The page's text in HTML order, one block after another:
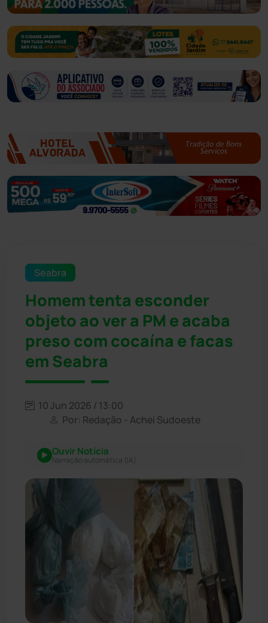
Seabra
Homem tenta esconder
objeto ao ver a PM e acaba
preso com cocaína e facas
em Seabra
10 Jun 2026 / 13:00
Por: Redação - Achei Sudoeste
Ouvir Notícia
Narração automática (IA)